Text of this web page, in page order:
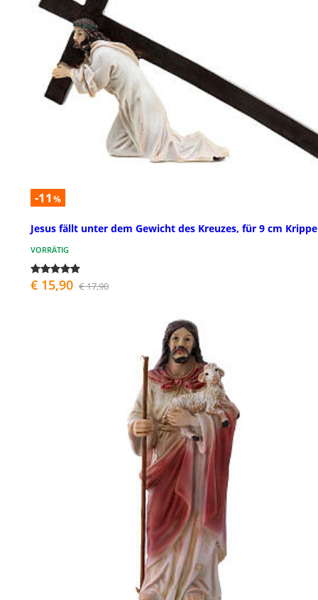
-11 %
Jesus fällt unter dem Gewicht des Kreuzes, für 9 cm Krippe
VORRÄTIG
€ 15,90 € 17,90